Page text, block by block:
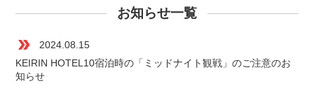
お知らせ一覧
double_arrow
2024.08.15
KEIRIN HOTEL10宿泊時の「ミッドナイト観戦」のご注意のお
知らせ